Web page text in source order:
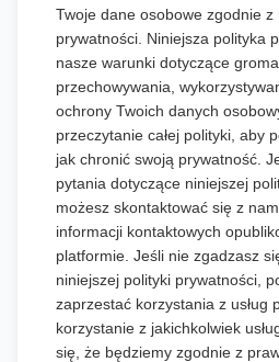
Twoje dane osobowe zgodnie z
prywatności. Niniejsza polityka
nasze warunki dotyczące
przechowywania,
ochrony Twoich danych
przeczytanie całej polityki, aby
jak chronić swoją prywatność.
pytania dotyczące niniejszej
możesz skontaktować się z
informacji kontaktowych
platformie. Jeśli nie zgadzasz
niniejszej polityki prywatności,
zaprzestać korzystania z usług
korzystanie z jakichkolwiek
się, że będziemy zgodnie z